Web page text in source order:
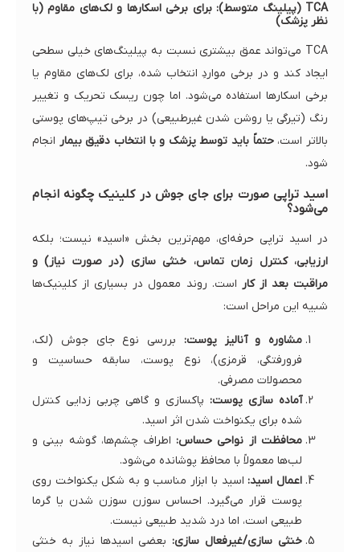
TCA (پیلینگ متوسط): برای برخی اسکارها و لک‌های مقاوم (با
نظر پزشک)
TCA می‌تواند عمق بیشتری نسبت به پیلینگ‌های خیلی سطحی
ایجاد کند و در برخی مواردِ انتخاب شده، برای لک‌های مقاوم یا
برخی اسکارها استفاده می‌شود. اما چون ریسک تحریک و تغییر
رنگ (تیرگی یا روشن شدن غیرطبیعی) در برخی تیپ‌های پوستی
بالاتر است،حتماً باید توسط پزشک و با انتخاب دقیق بیمار انجام
شود.
اسید تراپی صورت برای جای جوش در کلینیک چگونه انجام
می‌شود؟
در اسید تراپی حرفه‌ای، مهم‌ترین بخش «اسید» نیست؛ بلکه
ارزیابی، کنترل زمان تماس، خنثی سازی (در صورت نیاز) و
مراقبت بعد از کار است. روند معمول در بسیاری از کلینیک‌ها
شبیه این مراحل است:
مشاوره و آنالیز پوست: بررسی نوع جای جوش (لک،
فرورفتگی، قرمزی)، نوع پوست، سابقه حساسیت و
محصولات مصرفی.
آماده سازی پوست: پاکسازی و گاهی چربی زدایی کنترل
شده برای یکنواخت شدن اثر اسید.
محافظت از نواحی حساس: اطراف چشم‌ها، گوشه بینی و
لب‌ها معمولاً با محافظ پوشانده می‌شود.
اعمال اسید:اسید با ابزار مناسب و به شکل یکنواخت روی
پوست قرار می‌گیرد. احساس سوزن سوزن شدن یا گرما
طبیعی است، اما درد شدید طبیعی نیست.
خنثی سازی/غیرفعال سازی:بعضی اسیدها نیاز به خنثی